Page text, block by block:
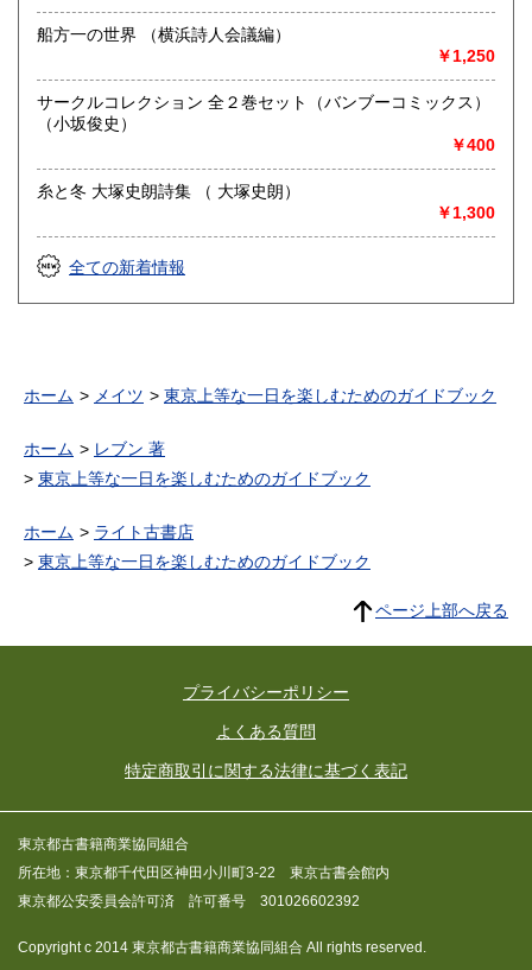
船方一の世界 （横浜詩人会議編）
￥1,250
サークルコレクション 全２巻セット（バンブーコミックス）
（小坂俊史）
￥400
糸と冬 大塚史朗詩集 （ 大塚史朗）
￥1,300
全ての新着情報
ホーム メイツ 東京上等な一日を楽しむためのガイドブック
ホーム
レブン 著
東京上等な一日を楽しむためのガイドブック
ホーム
ライト古書店
東京上等な一日を楽しむためのガイドブック
ページ上部へ戻る
プライバシーポリシー
よくある質問
特定商取引に関する法律に基づく表記
東京都古書籍商業協同組合
所在地：東京都千代田区神田小川町3-22 東京古書会館内
東京都公安委員会許可済 許可番号 301026602392
Copyright c 2014 東京都古書籍商業協同組合 All rights reserved.